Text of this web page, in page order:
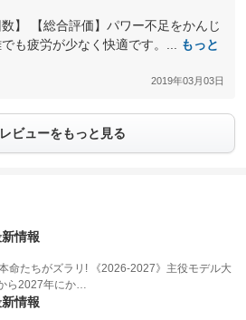
数】 【総合評価】パワー不足をかんじ
も疲労が少なく快適です。...
もっと
2019年03月03日
ビューをもっと見る
情報
命たちがズラリ! 《2026-2027》主役モデル大
ら2027年にか…
情報